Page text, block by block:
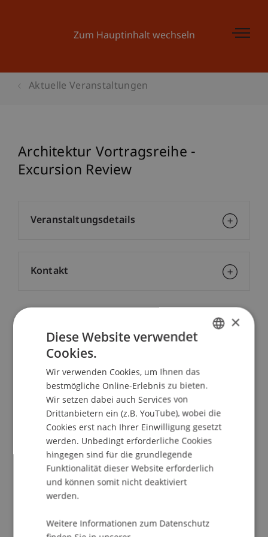
Zum Hauptinhalt wechseln
Aktuelle Veranstaltungen
Architektur Vortragsreihe -
Excursion Review
Studienverwaltung Bachelorstudiengang
Architektur
Die Studenten des Instituts für Architektur und
Raumentwicklung werden über ihre Reisen zu
den folgenden Zielen berichten:
> Exkursionsproject MA Design Theory -
Damascus / Syria; Staub
> Exkursionsproject BA - Linz_Wien / Austria;
Dworzak
> Exkursionsproject BA - New York / USA; Sigrist
> Exkursionsproject BA - von der Hinterargen an
Veranstaltungsdetails
Kontakt
×
Diese Website verwendet
Cookies.
Wir verwenden Cookies, um Ihnen das
bestmögliche Online-Erlebnis zu bieten.
Wir setzen dabei auch Services von
Drittanbietern ein (z.B. YouTube), wobei die
Cookies erst nach Ihrer Einwilligung gesetzt
werden. Unbedingt erforderliche Cookies
hingegen sind für die grundlegende
Funktionalität dieser Website erforderlich
und können somit nicht deaktiviert
werden.
Weitere Informationen zum Datenschutz